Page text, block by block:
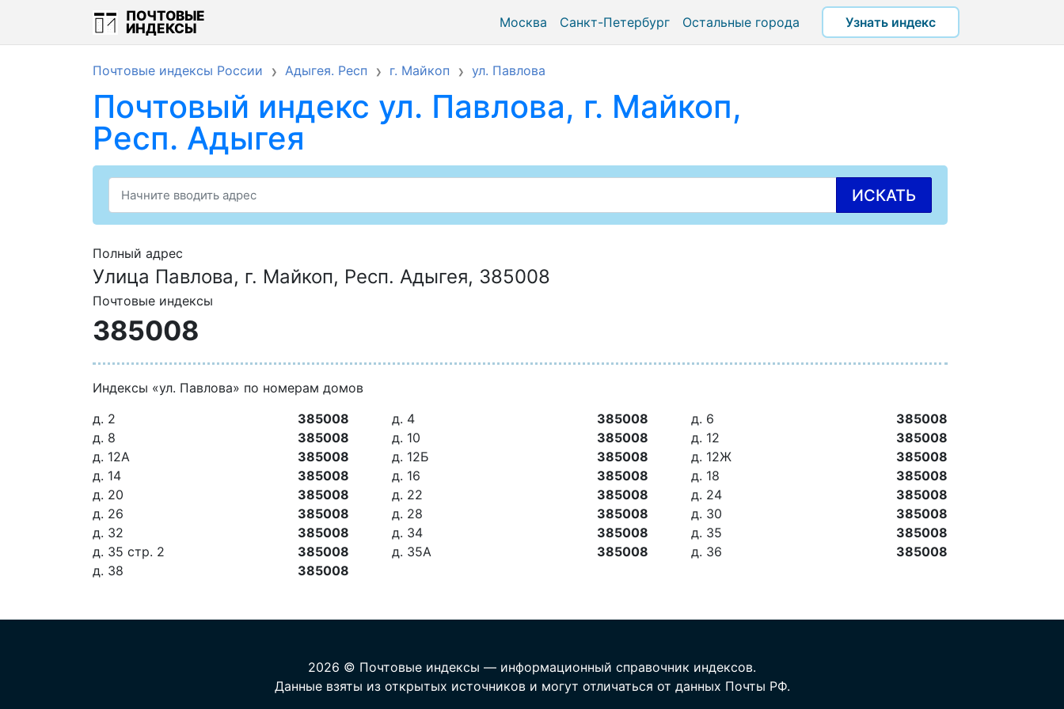
ПОЧТОВЫЕ
ИНДЕКСЫ
Москва Санкт-Петербург Остальные города Узнать индекс
Почтовые индексы России Адыгея. Респ г. Майкоп ул. Павлова
Почтовый индекс ул. Павлова, г. Майкоп,
Респ. Адыгея
ИСКАТЬ
Полный адрес
Улица Павлова, г. Майкоп, Респ. Адыгея, 385008
Почтовые индексы
385008
Индексы «ул. Павлова» по номерам домов
д. 2
385008 д. 4 385008 д. 6
385008
д. 8
385008 д. 10 385008 д. 12
385008
д. 12А
385008 д. 12Б 385008 д. 12Ж
385008
д. 14
385008 д. 16 385008 д. 18
385008
д. 20
385008 д. 22 385008 д. 24
385008
д. 26
385008 д. 28 385008 д. 30
385008
д. 32
385008 д. 34 385008 д. 35
385008
д. 35 стр. 2
385008 д. 35А 385008 д. 36
385008
д. 38
385008
2026 © Почтовые индексы — информационный справочник индексов.
Данные взяты из открытых источников и могут отличаться от данных Почты РФ.